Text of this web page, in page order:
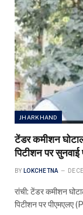
JHARKHAND
टेंडर कमीशन
पिटीशन पर
BY LOKCHETNA
रांची: टेंडर कमीशन
पिटीशन पर पीएमएलए